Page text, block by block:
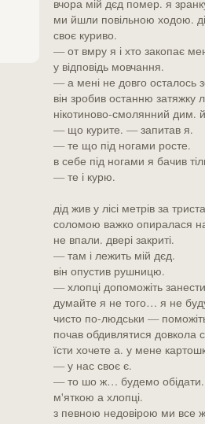
вчора мій дєд помер. я
ми йшли повільною ходою.
своє куриво.
— от вмру я і хто закопає
у відповідь мовчання.
— а мені не довго осталось
він зробив останню затяжку
нікотиново-смолянний дим.
— що курите. — запитав я.
— те що під ногами росте.
в себе під ногами я бачив
— те і курю.
дід жив у лісі метрів за
соломою важко опиралася на
не впали. двері закриті.
— там і лежить мій дєд.
він опустив рушницю.
— хлопці допоможіть
думайте я не того… я не
чисто по-людськи —
почав обдивлятися довкола
їсти хочете а. у мене
— у нас своє є.
— то шо ж… будемо обідати.
м'яткою а хлопці.
з певною недовірою ми все